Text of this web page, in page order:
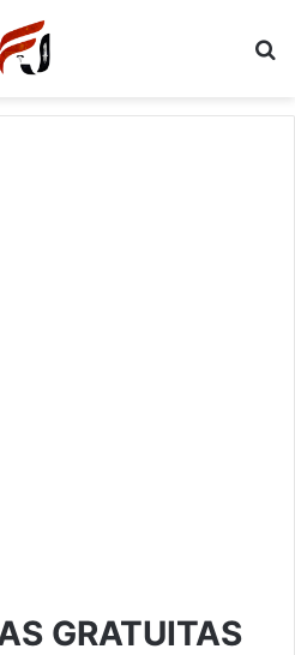
GRATUITAS